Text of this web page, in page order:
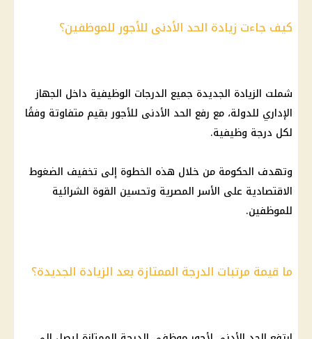
كيف جاءت زيادة الحد الأدنى للأجور للموظفين؟
شملت الزيادة الجديدة جميع الدرجات الوظيفية داخل الجهاز
الإداري للدولة، مع رفع الحد الأدنى للأجور بقيم متفاوتة وفقًا
لكل درجة وظيفية.
وتهدف الحكومة من خلال هذه الخطوة إلى تخفيف الضغوط
الاقتصادية على الأسر المصرية وتحسين القوة الشرائية
للموظفين.
ما قيمة مرتبات الدرجة الممتازة بعد الزيادة الجديدة؟